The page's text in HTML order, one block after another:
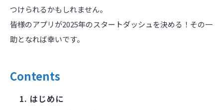
つけられるかもしれません。
皆様のアプリが2025年のスタートダッシュを決める！その一
助となれば幸いです。
Contents
はじめに